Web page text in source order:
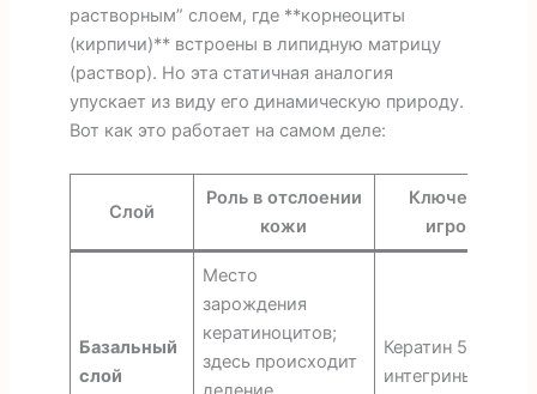
растворным” слоем, где **корнеоциты
(кирпичи)** встроены в липидную матрицу
(раствор). Но эта статичная аналогия
упускает из виду его динамическую природу.
Вот как это работает на самом деле:
Слой
Роль в отслоении
кожи
Ключевые
игроки
Базальный
слой
Место
зарождения
кератиноцитов;
здесь происходит
Кератин 5/14,
интегрины